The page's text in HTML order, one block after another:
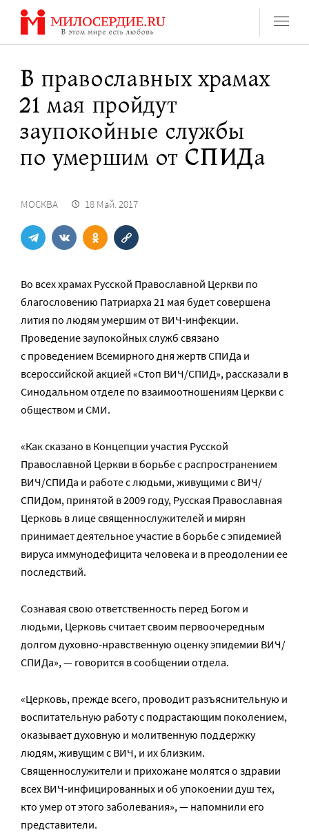
Перейти
содержанию
В православных храмах
21 мая пройдут
заупокойные службы
по умершим от СПИДа
МОСКВА 18 Май. 2017
Во всех храмах Русской Православной Церкви по
благословению Патриарха 21 мая будет совершена
лития по людям умершим от ВИЧ-инфекции.
Проведение заупокойных служб связано
с проведением Всемирного дня жертв СПИДа и
всероссийской акцией «Стоп ВИЧ/СПИД», рассказали в
Синодальном отделе по взаимоотношениям Церкви с
обществом и СМИ.
«Как сказано в Концепции участия Русской
Православной Церкви в борьбе с распространением
ВИЧ/СПИДа и работе с людьми, живущими с ВИЧ/
СПИДом, принятой в 2009 году, Русская Православная
Церковь в лице священнослужителей и мирян
принимает деятельное участие в борьбе с эпидемией
вируса иммунодефицита человека и в преодолении ее
последствий.
Сознавая свою ответственность перед Богом и
людьми, Церковь считает своим первоочередным
долгом духовно-нравственную оценку эпидемии ВИЧ/
СПИДа», — говорится в сообщении отдела.
«Церковь, прежде всего, проводит разъяснительную и
воспитательную работу с подрастающим поколением,
оказывает духовную и молитвенную поддержку
людям, живущим с ВИЧ, и их близким.
Священнослужители и прихожане молятся о здравии
всех ВИЧ-инфицированных и об упокоении душ тех,
кто умер от этого заболевания», — напомнили его
представители.